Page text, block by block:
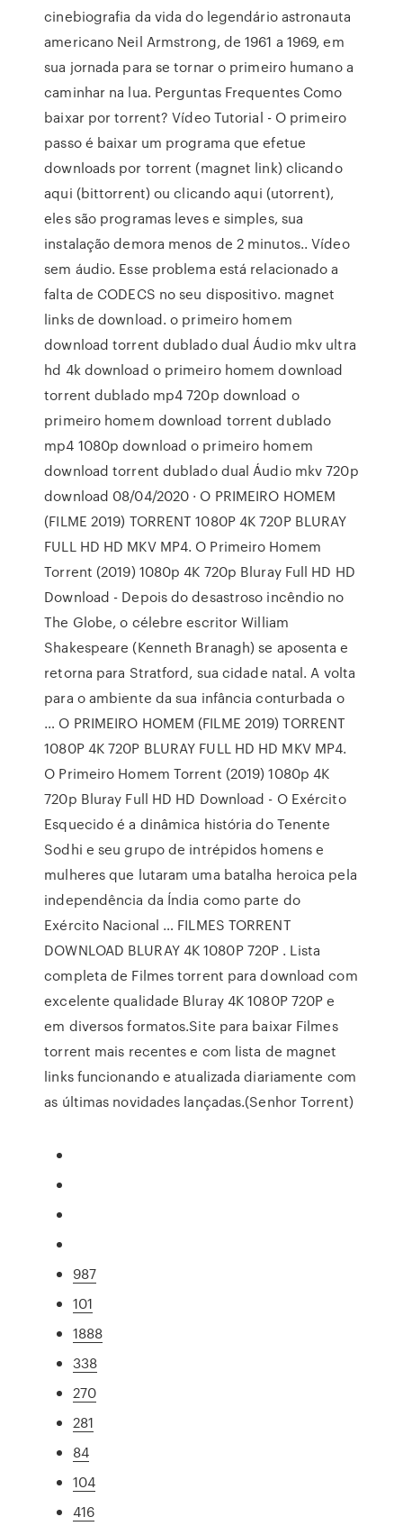
cinebiografia da vida do legendário astronauta
americano Neil Armstrong, de 1961 a 1969, em
sua jornada para se tornar o primeiro humano a
caminhar na lua. Perguntas Frequentes Como
baixar por torrent? Vídeo Tutorial - O primeiro
passo é baixar um programa que efetue
downloads por torrent (magnet link) clicando
aqui (bittorrent) ou clicando aqui (utorrent),
eles são programas leves e simples, sua
instalação demora menos de 2 minutos.. Vídeo
sem áudio. Esse problema está relacionado a
falta de CODECS no seu dispositivo. magnet
links de download. o primeiro homem
download torrent dublado dual Áudio mkv ultra
hd 4k download o primeiro homem download
torrent dublado mp4 720p download o
primeiro homem download torrent dublado
mp4 1080p download o primeiro homem
download torrent dublado dual Áudio mkv 720p
download 08/04/2020 · O PRIMEIRO HOMEM
(FILME 2019) TORRENT 1080P 4K 720P BLURAY
FULL HD HD MKV MP4. O Primeiro Homem
Torrent (2019) 1080p 4K 720p Bluray Full HD HD
Download - Depois do desastroso incêndio no
The Globe, o célebre escritor William
Shakespeare (Kenneth Branagh) se aposenta e
retorna para Stratford, sua cidade natal. A volta
para o ambiente da sua infância conturbada o
… O PRIMEIRO HOMEM (FILME 2019) TORRENT
1080P 4K 720P BLURAY FULL HD HD MKV MP4.
O Primeiro Homem Torrent (2019) 1080p 4K
720p Bluray Full HD HD Download - O Exército
Esquecido é a dinâmica história do Tenente
Sodhi e seu grupo de intrépidos homens e
mulheres que lutaram uma batalha heroica pela
independência da Índia como parte do
Exército Nacional … FILMES TORRENT
DOWNLOAD BLURAY 4K 1080P 720P . Lista
completa de Filmes torrent para download com
excelente qualidade Bluray 4K 1080P 720P e
em diversos formatos.Site para baixar Filmes
torrent mais recentes e com lista de magnet
links funcionando e atualizada diariamente com
as últimas novidades lançadas.(Senhor Torrent)
987
101
1888
338
270
281
84
104
416